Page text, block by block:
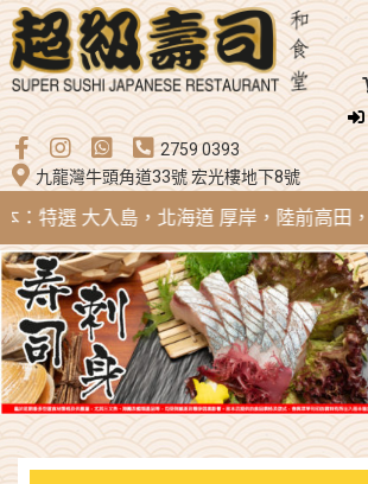
2759 0393
九龍灣牛頭角道33號 宏光樓地下8號
：特選 大入島，北海道 厚岸，陸前高田